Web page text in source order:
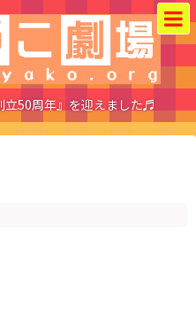
立50周年』を迎えました♬